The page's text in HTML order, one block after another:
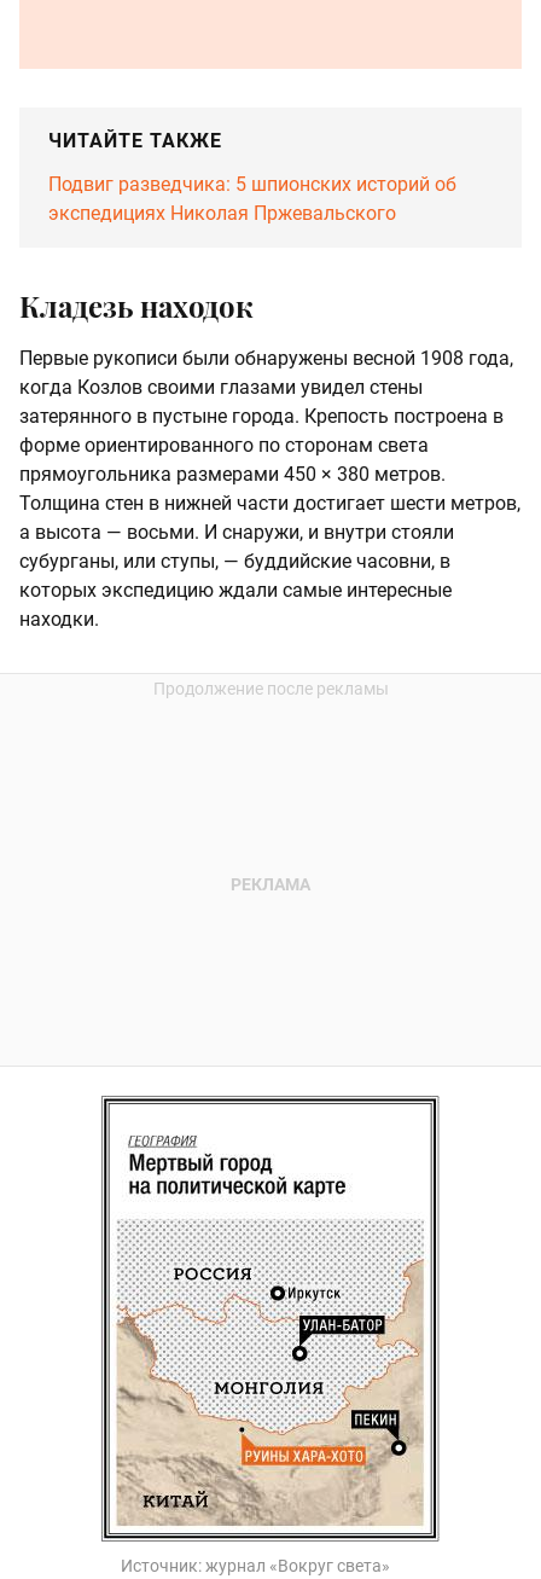
ЧИТАЙТЕ ТАКЖЕ
Подвиг разведчика: 5 шпионских историй об
экспедициях Николая Пржевальского
Кладезь находок
Первые рукописи были обнаружены весной 1908 года,
когда Козлов своими глазами увидел стены
затерянного в пустыне города. Крепость построена в
форме ориентированного по сторонам света
прямоугольника размерами 450 × 380 метров.
Толщина стен в нижней части достигает шести метров,
а высота — восьми. И снаружи, и внутри стояли
субурганы, или ступы, — буддийские часовни, в
которых экспедицию ждали самые интересные
находки.
Источник:журнал «Вокруг света»